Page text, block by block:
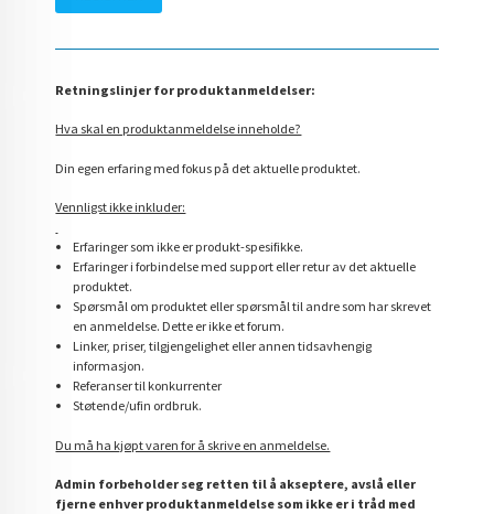
Retningslinjer for produktanmeldelser:
Hva skal en produktanmeldelse inneholde?
Din egen erfaring med fokus på det aktuelle produktet.
Vennligst ikke inkluder:
Erfaringer som ikke er produkt-spesifikke.
Erfaringer i forbindelse med support eller retur av det aktuelle
produktet.
Spørsmål om produktet eller spørsmål til andre som har skrevet
en anmeldelse. Dette er ikke et forum.
Linker, priser, tilgjengelighet eller annen tidsavhengig
informasjon.
Referanser til konkurrenter
Støtende/ufin ordbruk.
Du må ha kjøpt varen for å skrive en anmeldelse.
Admin forbeholder seg retten til å akseptere, avslå eller
fjerne enhver produktanmeldelse som ikke er i tråd med